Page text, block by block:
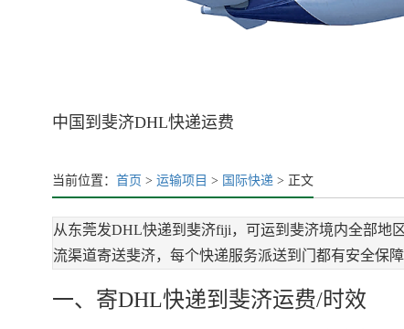
中国到斐济DHL快递运费
当前位置： 首页 > 运输项目 > 国际快递 > 正文
从东莞发DHL快递到斐济fiji，可运到斐济境内全部地
流渠道寄送斐济，每个快递服务派送到门都有安全保
一、寄DHL快递到斐济运费/时效